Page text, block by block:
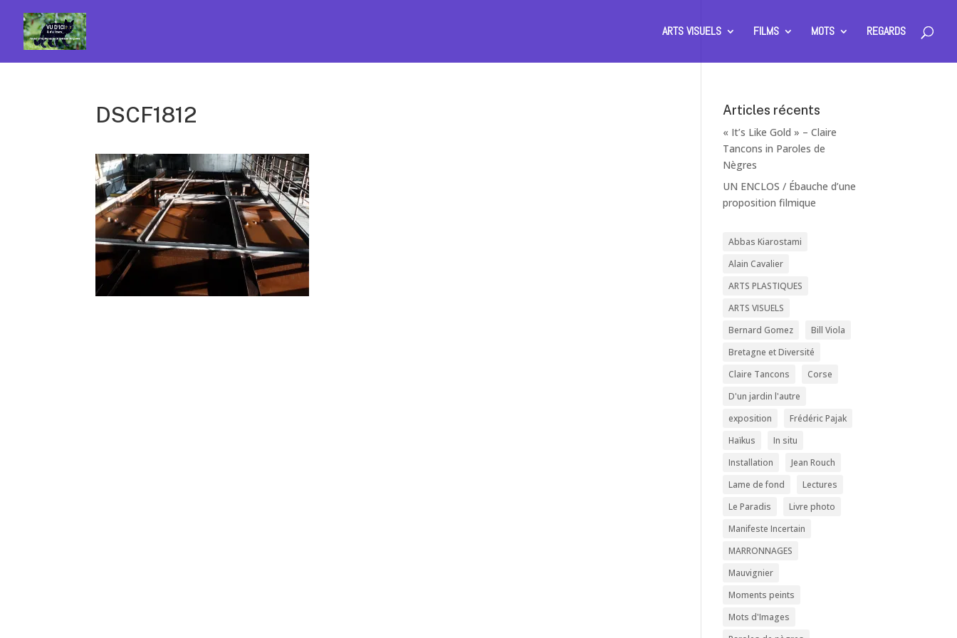
ARTS VISUELS FILMS MOTS REGARDS
DSCF1812 Articles récents
« It’s Like Gold » – Claire
Tancons in Paroles de
Nègres
UN ENCLOS / Ébauche d’une
proposition filmique
Abbas Kiarostami
Alain Cavalier
ARTS PLASTIQUES
ARTS VISUELS
Bernard Gomez
Bill Viola
Bretagne et Diversité
Claire Tancons
Corse
D'un jardin l'autre
exposition
Frédéric Pajak
Haïkus
In situ
Installation
Jean Rouch
Lame de fond
Lectures
Le Paradis
Livre photo
Manifeste Incertain
MARRONNAGES
Mauvignier
Moments peints
Mots d'Images